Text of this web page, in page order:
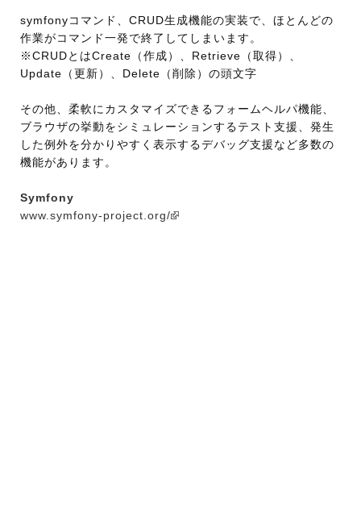
symfonyコマンド、CRUD生成機能の実装で、ほとんどの
作業がコマンド一発で終了してしまいます。
※CRUDとはCreate（作成）、Retrieve（取得）、
Update（更新）、Delete（削除）の頭文字
その他、柔軟にカスタマイズできるフォームヘルパ機能、
ブラウザの挙動をシミュレーションするテスト支援、発生
した例外を分かりやすく表示するデバッグ支援など多数の
機能があります。
Symfony
www.symfony-project.org/